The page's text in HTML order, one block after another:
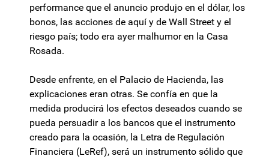
performance que el anuncio produjo en el dólar, los
bonos, las acciones de aquí y de Wall Street y el
riesgo país; todo era ayer malhumor en la Casa
Rosada.
Desde enfrente, en el Palacio de Hacienda, las
explicaciones eran otras. Se confía en que la
medida producirá los efectos deseados cuando se
pueda persuadir a los bancos que el instrumento
creado para la ocasión, la Letra de Regulación
Financiera (LeRef), será un instrumento sólido que